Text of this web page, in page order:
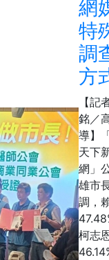
網
特
調
方
【記
銘／
導】
天下
網」
雄市
調，
柯志